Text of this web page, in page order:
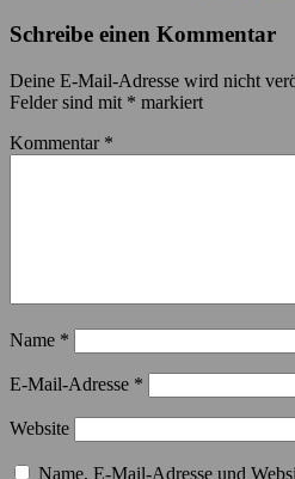
Schreibe einen Kommentar
Deine E-Mail-Adresse wird nicht
Felder sind mit * markiert
Kommentar *
Name *
E-Mail-Adresse *
Website
Name, E-Mail-Adresse und